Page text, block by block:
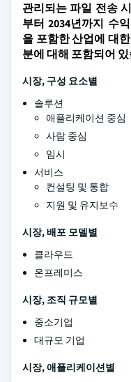
관리되는 파일 전송
부터 2034년까지 수
을 포함한 산업에 대
분에 대해 포함되어
시장, 구성 요소별
솔루션
애플리케이션 중심
사람 중심
임시
서비스
컨설팅 및 통합
지원 및 유지보수
시장, 배포 모델별
클라우드
온프레미스
시장, 조직 규모별
중소기업
대규모 기업
시장, 애플리케이션별